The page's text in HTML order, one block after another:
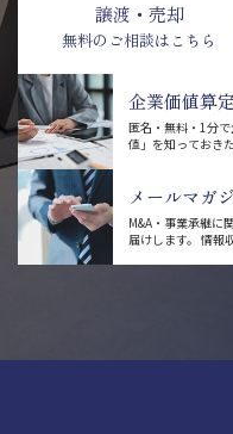
譲渡・売却
無料のご相談はこちら
企業価値算
匿名・無料・1分で
値」を知っておき
メールマガ
M&A・事業承継に
届けします。 情報